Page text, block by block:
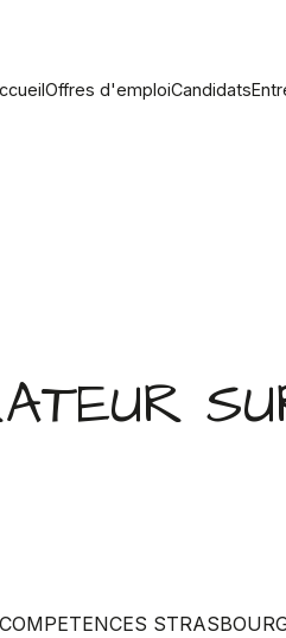
Offres d'emploiCandidats